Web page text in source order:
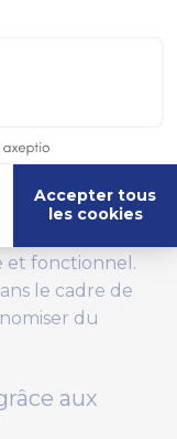
le contenu
les
aux problèmes
nouvelles
garantissant
et fonctionnel.
le cadre de
du
aux